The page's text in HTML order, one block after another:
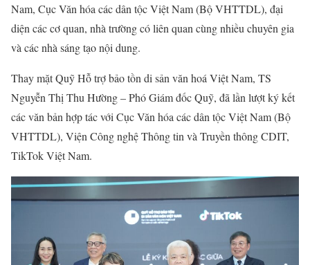
Nam, Cục Văn hóa các dân tộc Việt Nam (Bộ VHTTDL), đại
diện các cơ quan, nhà trường có liên quan cùng nhiều chuyên gia
và các nhà sáng tạo nội dung.
Thay mặt Quỹ Hỗ trợ bảo tồn di sản văn hoá Việt Nam, TS
Nguyễn Thị Thu Hường – Phó Giám đốc Quỹ, đã lần lượt ký kết
các văn bản hợp tác với Cục Văn hóa các dân tộc Việt Nam (Bộ
VHTTDL), Viện Công nghệ Thông tin và Truyền thông CDIT,
TikTok Việt Nam.